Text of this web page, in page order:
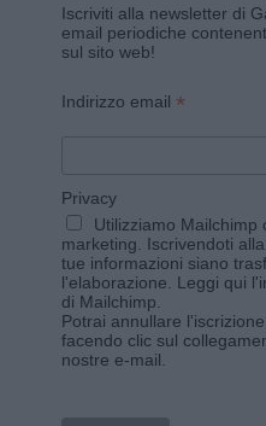
Iscriviti alla newsletter di
email periodiche
sul sito web!
Indirizzo email *
Privacy
Utilizziamo Mailchimp
marketing. Iscrivendoti
tue informazioni siano
l'elaborazione. Leggi qui
di Mailchimp
Potrai annullare
facendo clic sul
nostre e-mail.